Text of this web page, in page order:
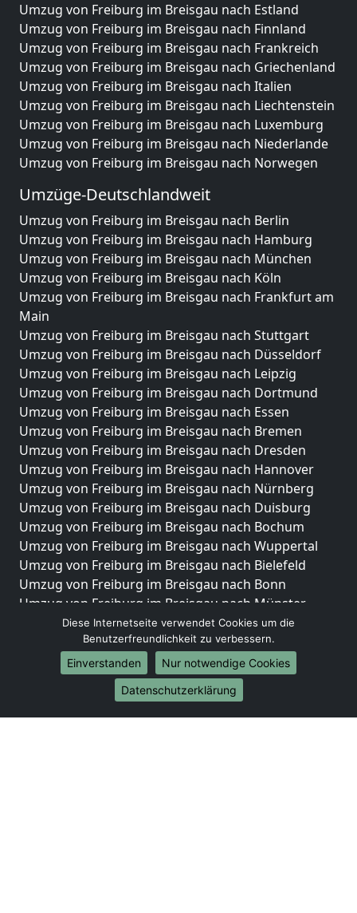
Umzug von Freiburg im Breisgau nach Estland
Umzug von Freiburg im Breisgau nach Finnland
Umzug von Freiburg im Breisgau nach Frankreich
Umzug von Freiburg im Breisgau nach Griechenland
Umzug von Freiburg im Breisgau nach Italien
Umzug von Freiburg im Breisgau nach Liechtenstein
Umzug von Freiburg im Breisgau nach Luxemburg
Umzug von Freiburg im Breisgau nach Niederlande
Umzug von Freiburg im Breisgau nach Norwegen
Umzüge-Deutschlandweit
Umzug von Freiburg im Breisgau nach Berlin
Umzug von Freiburg im Breisgau nach Hamburg
Umzug von Freiburg im Breisgau nach München
Umzug von Freiburg im Breisgau nach Köln
Umzug von Freiburg im Breisgau nach Frankfurt am
Main
Umzug von Freiburg im Breisgau nach Stuttgart
Umzug von Freiburg im Breisgau nach Düsseldorf
Umzug von Freiburg im Breisgau nach Leipzig
Umzug von Freiburg im Breisgau nach Dortmund
Umzug von Freiburg im Breisgau nach Essen
Umzug von Freiburg im Breisgau nach Bremen
Umzug von Freiburg im Breisgau nach Dresden
Umzug von Freiburg im Breisgau nach Hannover
Umzug von Freiburg im Breisgau nach Nürnberg
Umzug von Freiburg im Breisgau nach Duisburg
Umzug von Freiburg im Breisgau nach Bochum
Umzug von Freiburg im Breisgau nach Wuppertal
Umzug von Freiburg im Breisgau nach Bielefeld
Umzug von Freiburg im Breisgau nach Bonn
Umzug von Freiburg im Breisgau nach Münster
Internationale-Umzüge
Umzug von Freiburg im Breisgau nach Brasilien
Umzug von Freiburg im Breisgau nach Brunei
Umzug von Freiburg im Breisgau nach Burkina Faso
Diese Internetseite verwendet Cookies um die
Benutzerfreundlichkeit zu verbessern.
Einverstanden
Nur notwendige Cookies
Datenschutzerklärung